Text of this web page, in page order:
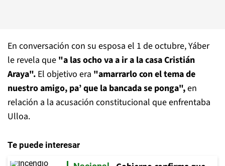
En conversación con su esposa el 1 de octubre, Yáber
le revela que "a las ocho va a ir a la casa Cristián
Araya". El objetivo era "amarrarlo con el tema de
nuestro amigo, pa’ que la bancada se ponga",en
relación a la acusación constitucional que enfrentaba
Ulloa.
Te puede interesar